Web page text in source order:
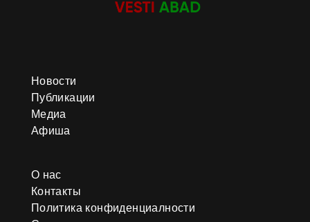
Новости
Публикации
Медиа
Афиша
О нас
Контакты
Политика конфиденциалности